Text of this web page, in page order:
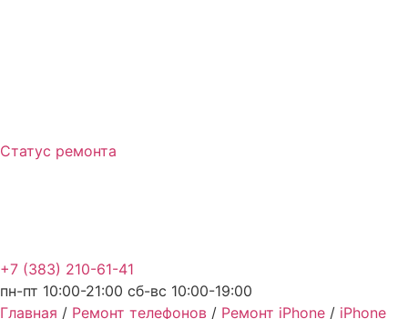
Статус ремонта
+7 (383) 210-61-41
пн-пт 10:00-21:00 сб-вс 10:00-19:00
Главная / Ремонт телефонов / Ремонт iPhone / iPhone